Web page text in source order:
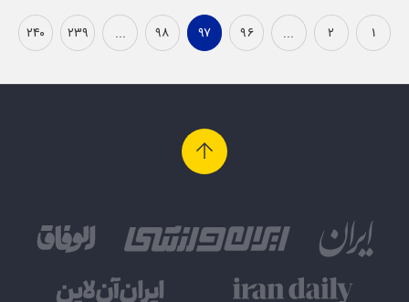
۱ ۲ ... ۹۶ ۹۷ ۹۸ ... ۲۳۹ ۲۴۰